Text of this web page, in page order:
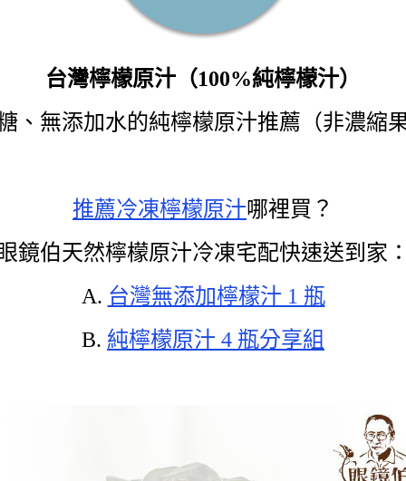
台灣檸檬原汁（100%純檸檬汁）
、無添加水的純檸檬原汁推薦 （非濃縮
推薦冷凍檸檬原汁哪裡買？
鏡伯天然檸檬原汁冷凍宅配快速送到家：
A. 台灣無添加檸檬汁 1 瓶
B. 純檸檬原汁 4 瓶分享組